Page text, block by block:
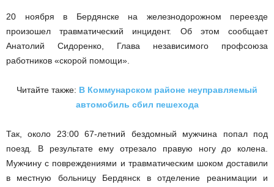
20 ноября в Бердянске на железнодорожном переезде
произошел травматический инцидент. Об этом сообщает
Анатолий Сидоренко, Глава независимого профсоюза
работников «скорой помощи».
Читайте также: В Коммунарском районе неуправляемый
автомобиль сбил пешехода
Так, около 23:00 67-летний бездомный мужчина попал под
поезд. В результате ему отрезало правую ногу до колена.
Мужчину с повреждениями и травматическим шоком доставили
в местную больницу Бердянск в отделение реанимации и